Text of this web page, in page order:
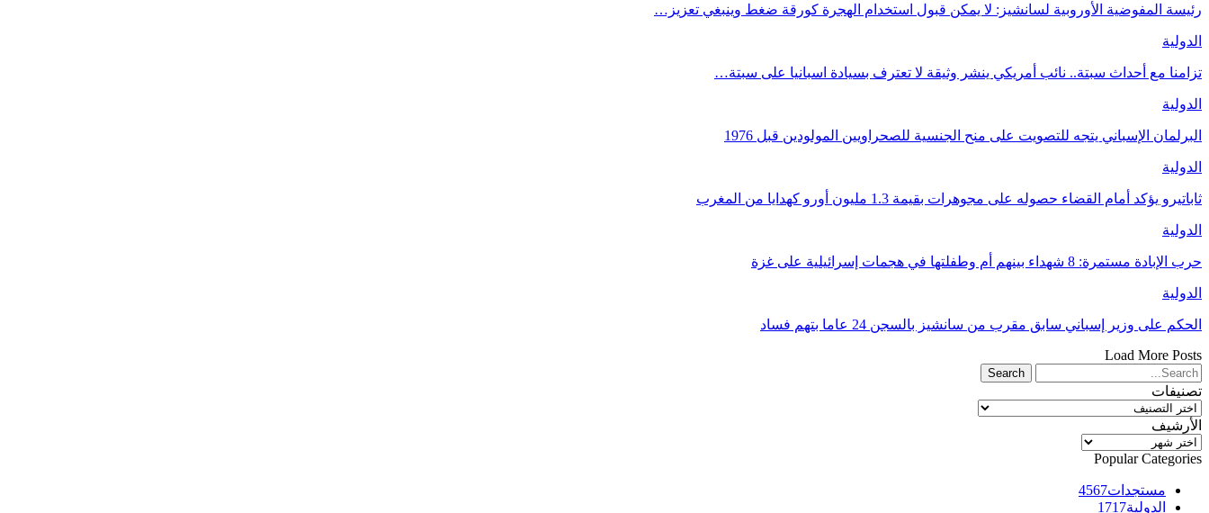
رئيسة المفوضية الأوروبية لسانشيز: لا يمكن قبول استخدام الهجرة كورقة ضغط وينبغي تعزيز…
الدولية
تزامنا مع أحداث سبتة.. نائب أمريكي ينشر وثيقة لا تعترف بسيادة اسبانيا على سبتة…
الدولية
البرلمان الإسباني يتجه للتصويت على منح الجنسية للصحراويين المولودين قبل 1976
الدولية
ثاباتيرو يؤكد أمام القضاء حصوله على مجوهرات بقيمة 1.3 مليون أورو كهدايا من المغرب
الدولية
حرب الإبادة مستمرة: 8 شهداء بينهم أم وطفلتها في هجمات إسرائيلية على غزة
الدولية
الحكم على وزير إسباني سابق مقرب من سانشيز بالسجن 24 عاما بتهم فساد
Load More Posts
تصنيفات
تصنيفات
الأرشيف
الأرشيف
Popular Categories
مستجدات4567
الدولية1717